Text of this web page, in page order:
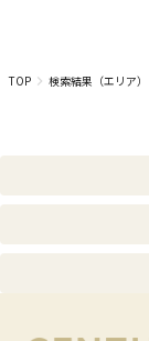
TOP
検索結果（エリア）